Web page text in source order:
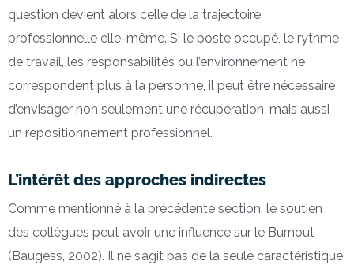
question devient alors celle de la trajectoire
professionnelle elle-même. Si le poste occupé, le rythme
de travail, les responsabilités ou l’environnement ne
correspondent plus à la personne, il peut être nécessaire
d’envisager non seulement une récupération, mais aussi
un repositionnement professionnel.
L’intérêt des approches indirectes
Comme mentionné à la précédente section, le soutien
des collègues peut avoir une influence sur le Burnout
(Baugess, 2002). Il ne s’agit pas de la seule caractéristique